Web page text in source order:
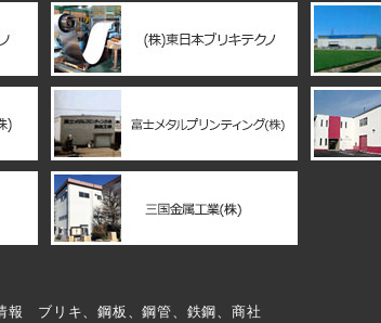
ブリキ、鋼板、鋼管、鉄鋼、商社